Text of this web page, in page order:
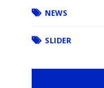
NEWS
SLIDER